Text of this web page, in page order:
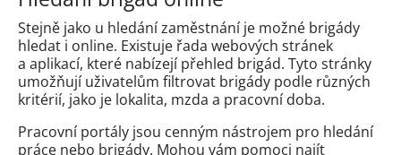
Stejně jako u hledání zaměstnání je možné brigády
hledat i online. Existuje řada webových stránek
a aplikací, které nabízejí přehled brigád. Tyto stránky
umožňují uživatelům filtrovat brigády podle různých
kritérií, jako je lokalita, mzda a pracovní doba.
Pracovní portály jsou cenným nástrojem pro hledání
práce nebo brigády. Mohou vám pomoci najít